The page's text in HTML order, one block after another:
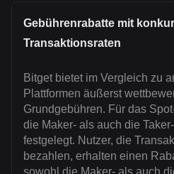
Gebührenrabatte mit
Transaktionsraten
Bitget bietet im Vergleich zu
Plattformen äußerst
Grundgebühren. Für das
die Maker- als auch die
festgelegt. Nutzer, die
bezahlen, erhalten einen